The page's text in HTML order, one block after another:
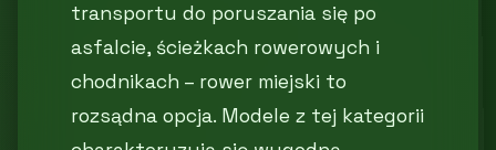
transportu do poruszania się po
asfalcie, ścieżkach rowerowych i
chodnikach – rower miejski to
rozsądna opcja. Modele z tej kategorii